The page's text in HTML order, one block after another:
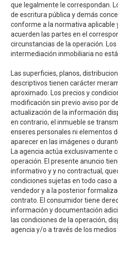
que legalmente le correspondan.
de escritura pública y demás
conforme a la normativa aplicable
acuerden las partes en el
circunstancias de la operación.
intermediación inmobiliaria no
Las superficies, planos,
descriptivos tienen carácter
aproximado. Los precios y
modificación sin previo aviso por
actualización de la información
en contrario, el inmueble se
enseres personales ni elementos
aparecer en las imágenes o
La agencia actúa exclusivamente
operación. El presente anuncio
informativo y y no contractual,
condiciones sujetas en todo caso
vendedor y a la posterior
contrato. El consumidor tiene
información y documentación
las condiciones de la operación,
agencia y/o a través de los